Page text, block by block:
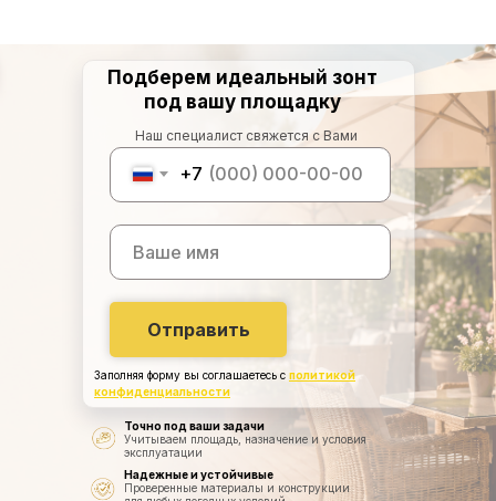
+7
Отправить
Заполняя форму вы соглашаетесь с политикой
конфиденциальности
Подберем идеальный зонт
под вашу площадку
Наш специалист свяжется с Вами
Точно под ваши задачи
Учитываем площадь, назначение и условия
эксплуатации
Надежные и устойчивые
Проверенные материалы и конструкции